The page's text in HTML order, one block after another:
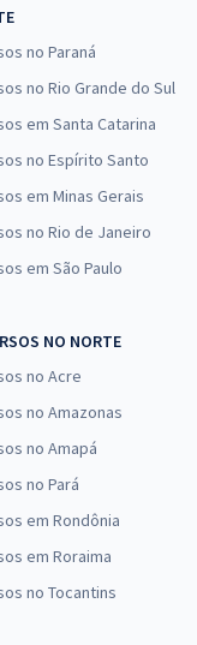
no Paraná
no Rio Grande do Sul
em Santa Catarina
no Espírito Santo
em Minas Gerais
no Rio de Janeiro
em São Paulo
NO NORTE
no Acre
no Amazonas
no Amapá
no Pará
em Rondônia
em Roraima
no Tocantins